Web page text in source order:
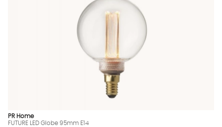
PR Home
FUTURE LED Globe 95mm E14